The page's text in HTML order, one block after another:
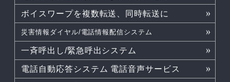
ボイスワープを複数転送、同時転送に
災害情報ダイヤル/電話情報配信システム
一斉呼出し/緊急呼出システム
電話自動応答システム 電話音声サービス